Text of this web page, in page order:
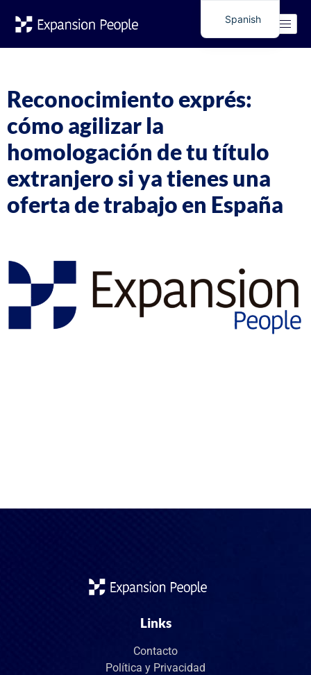
Etiqueta:Visados
profesionales
Reconocimiento exprés:
cómo agilizar la
homologación de tu título
extranjero si ya tienes una
oferta de trabajo en España
Links
Contacto
Política y Privacidad
Spanish
English